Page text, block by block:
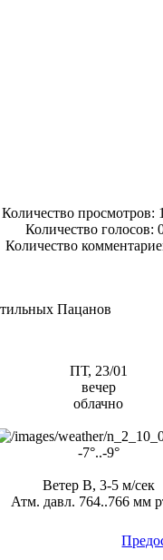
Количество просмотров:
Количество голосов:
Количество
Пацанов
ПТ, 23/01
вечер
облачно
-7°..-9°
Ветер В, 3-5 м/сек
Атм. давл. 764..766 мм